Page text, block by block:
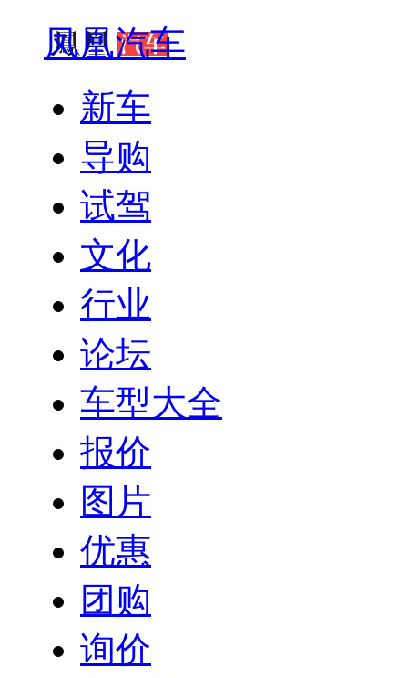
凤凰汽车
新车
导购
试驾
文化
行业
论坛
车型大全
报价
图片
优惠
团购
询价